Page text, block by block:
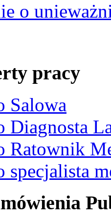
o
pracy
Salowa
Diagnosta
Ratownik
specjalista